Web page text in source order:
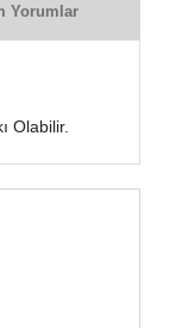
Yorumlar
Olabilir.